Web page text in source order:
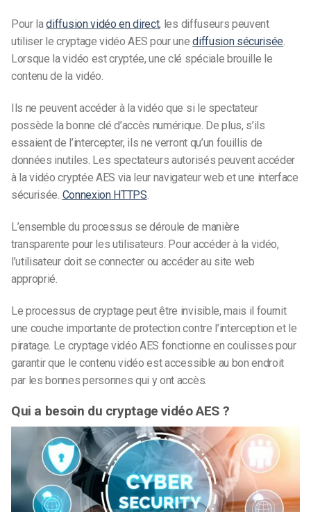
Pour ladiffusion vidéo en direct, les diffuseurs peuvent
utiliser le cryptage vidéo AES pour unediffusion sécurisée.
Lorsque la vidéo est cryptée, une clé spéciale brouille le
contenu de la vidéo.
Ils ne peuvent accéder à la vidéo que si le spectateur
possède la bonne clé d’accès numérique. De plus, s’ils
essaient de l’intercepter, ils ne verront qu’un fouillis de
données inutiles. Les spectateurs autorisés peuvent accéder
à la vidéo cryptée AES via leur navigateur web et une interface
sécurisée. Connexion HTTPS.
L’ensemble du processus se déroule de manière
transparente pour les utilisateurs. Pour accéder à la vidéo,
l’utilisateur doit se connecter ou accéder au site web
approprié.
Le processus de cryptage peut être invisible, mais il fournit
une couche importante de protection contre l’interception et le
piratage. Le cryptage vidéo AES fonctionne en coulisses pour
garantir que le contenu vidéo est accessible au bon endroit
par les bonnes personnes qui y ont accès.
Qui a besoin du cryptage vidéo AES ?